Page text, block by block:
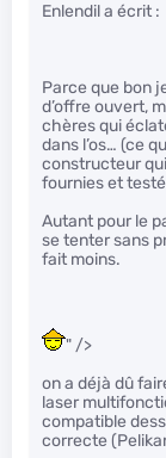
Enlendil a écrit :
Parce que bon
d’offre ouvert,
chères qui
dans l’os… (ce
constructeur
fournies et
Autant pour le
se tenter sans
fait moins.
" />
on a déjà dû
laser
compatible
correcte